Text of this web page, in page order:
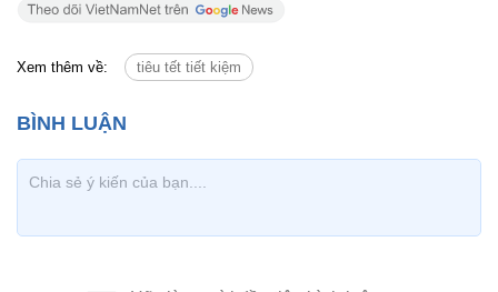
Xem thêm về: tiêu tết tiết kiệm